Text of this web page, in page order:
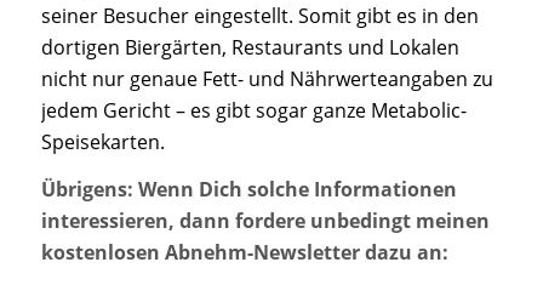
seiner Besucher eingestellt. Somit gibt es in den
dortigen Biergärten, Restaurants und Lokalen
nicht nur genaue Fett- und Nährwerteangaben zu
jedem Gericht – es gibt sogar ganze Metabolic-
Speisekarten.
Übrigens: Wenn Dich solche Informationen
interessieren, dann fordere unbedingt meinen
kostenlosen Abnehm-Newsletter dazu an: